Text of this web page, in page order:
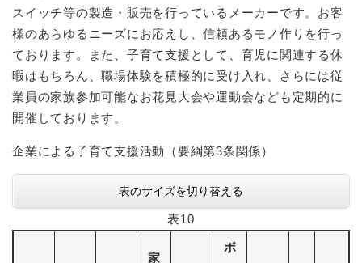
スイッチ等の製造・販売を行っているメーカーです。お客
様のあらゆるニーズにお応えし、信頼あるモノ作りを行っ
ております。また、子育て支援として、育児に関連する休
暇はもちろん、職場体験を積極的に受け入れ、さらには従
業員の家族参加可能なお花見大会や運動会なども定期的に
開催しております。
企業による子育て支援活動（要綱第3条関係）
表のサイズを切り替える
表10
家
ボ